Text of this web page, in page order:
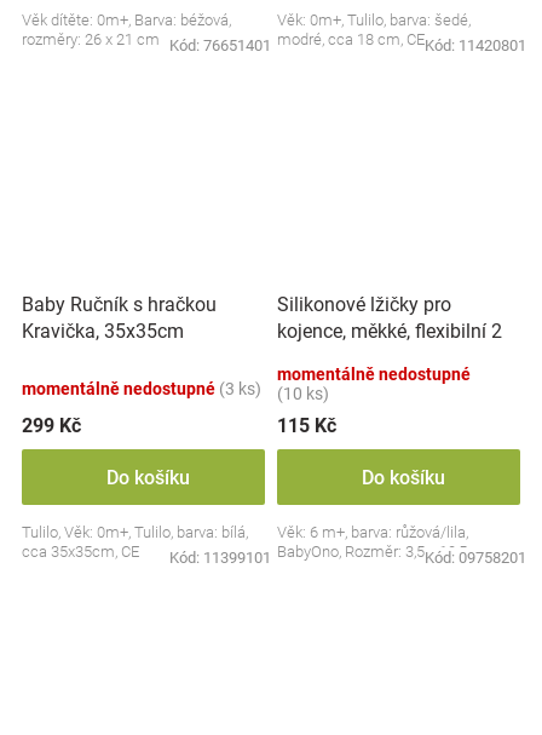
Věk dítěte: 0m+, Barva: béžová,
rozměry: 26 x 21 cm
Kód: 76651401
Věk: 0m+, Tulilo, barva: šedé,
modré, cca 18 cm, CEKód: 11420801
Baby Ručník s hračkou
Kravička, 35x35cm
momentálně nedostupné (3 ks)
299 Kč
Do košíku
Tulilo, Věk: 0m+, Tulilo, barva: bílá,
cca 35x35cm, CE
Kód: 11399101
Silikonové lžičky pro
kojence, měkké, flexibilní 2
momentálně nedostupné
(10 ks)
115 Kč
Do košíku
Věk: 6 m+, barva: růžová/lila,
BabyOno, Rozměr: 3,5 x 10,5 cm
Kód: 09758201